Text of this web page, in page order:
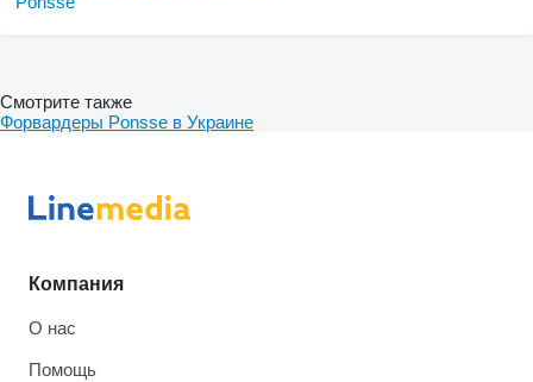
Смотрите также
Форвардеры Ponsse в Украине
Компания
О нас
Помощь